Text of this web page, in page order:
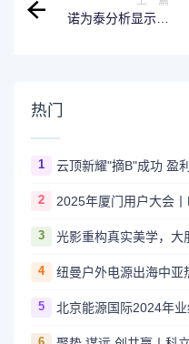
诺为泰分析显示，
热门
1 云顶新耀"摘B"成功 盈
2
3 光影重构真实美学，大
4
5